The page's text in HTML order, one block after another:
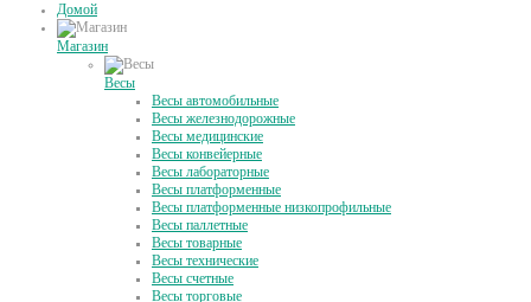
Домой
Магазин
Весы
Весы автомобильные
Весы железнодорожные
Весы медицинские
Весы конвейерные
Весы лабораторные
Весы платформенные
Весы платформенные низкопрофильные
Весы паллетные
Весы товарные
Весы технические
Весы счетные
Весы торговые